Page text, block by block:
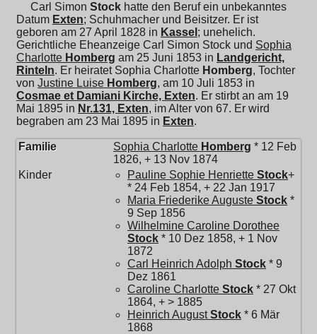
Carl Simon Stock hatte den Beruf ein unbekanntes
Datum Exten; Schuhmacher und Beisitzer. Er ist
geboren am 27 April 1828 in Kassel ; unehelich.
Gerichtliche Eheanzeige Carl Simon Stock und Sophia
Charlotte Homberg am 25 Juni 1853 in Landgericht,
Rinteln. Er heiratet Sophia Charlotte Homberg, Tochter
von Justine Luise Homberg, am 10 Juli 1853 in
Cosmae et Damiani Kirche, Exten. Er stirbt an am 19
Mai 1895 in Nr.131, Exten, im Alter von 67. Er wird
begraben am 23 Mai 1895 in Exten.
Familie Sophia Charlotte Homberg * 12 Feb
1826, + 13 Nov 1874
Kinder
Pauline Sophie Henriette Stock+
* 24 Feb 1854, + 22 Jan 1917
Maria Friederike Auguste Stock *
9 Sep 1856
Wilhelmine Caroline Dorothee
Stock * 10 Dez 1858, + 1 Nov
1872
Carl Heinrich Adolph Stock * 9
Dez 1861
Caroline Charlotte Stock * 27 Okt
1864, + > 1885
Heinrich August Stock * 6 Mär
1868